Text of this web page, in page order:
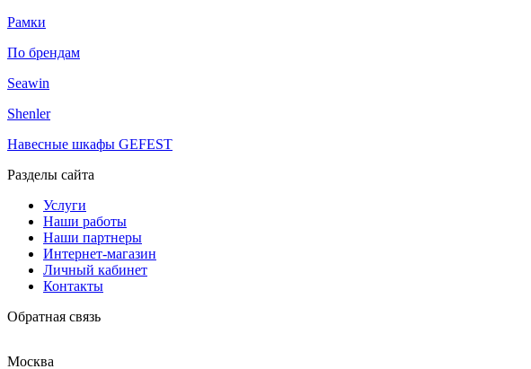
Рамки
По брендам
Seawin
Shenler
Навесные шкафы GEFEST
Разделы сайта
Услуги
Наши работы
Наши партнеры
Интернет-магазин
Личный кабинет
Контакты
Обратная связь
Москва